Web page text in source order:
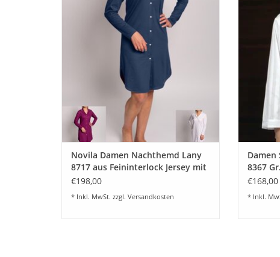
% Modal – besonders weich, atmungsaktiv
und hautfreundlich.
ZUM WARENKORB HINZUFÜGEN
Novila Damen Nachthemd Lany
8717 aus Feininterlock Jersey mit
SeaCell™
€198,00
* Inkl. MwSt. zzgl. Versandkosten
Voile-
Cotton in
Farbe
ein
Damen
8367
€168,00
* Inkl.